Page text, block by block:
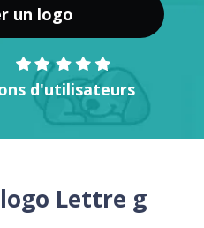
un logo
d'utilisateurs
Lettre g